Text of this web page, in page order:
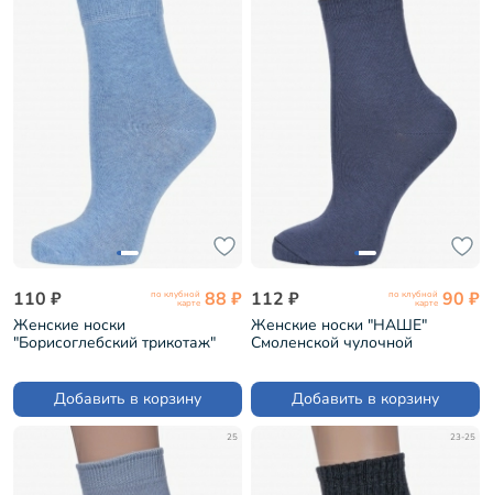
110 ₽ по клубной
карте 88 ₽
Женские носки
"Борисоглебский трикотаж"
Добавить в корзину
112 ₽ по клубной
карте 90 ₽
Женские носки "НАШЕ"
Смоленской чулочной
№53-1 (2С7)
Добавить в корзину
25 23-25